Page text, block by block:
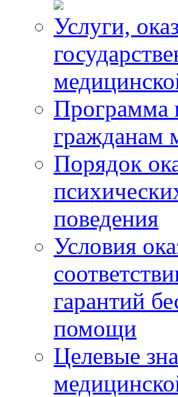
Услуги,
Программа
гражданам
Порядок
поведения
Условия
гарантий
помощи
Целевые